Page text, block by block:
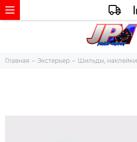
Главная Экстерьер Шильды, наклейки